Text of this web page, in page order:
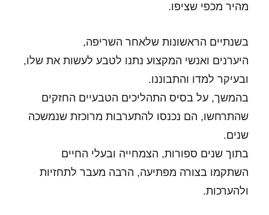
מהיר מכפי שציפו.
בשנתיים הראשונות שלאחר השריפה,
היערנים ואנשי המקצוע נתנו לטבע לעשות את שלו,
ובעיקר למדו והתבוננו.
בהמשך, על בסיס התהליכים הטבעיים החזקים
שהתרחשו, הם נכנסו להתערבות מרוכזת שנמשכה
שנים.
בתוך שנים ספורות, הצמחייה ובעלי החיים
השתקמו בצורה מפתיעה, הרבה מעבר לתחזיות
ולהערכות.